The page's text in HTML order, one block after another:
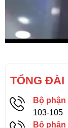
TỔNG ĐÀI
Bộ phận
103-105
Bộ phận